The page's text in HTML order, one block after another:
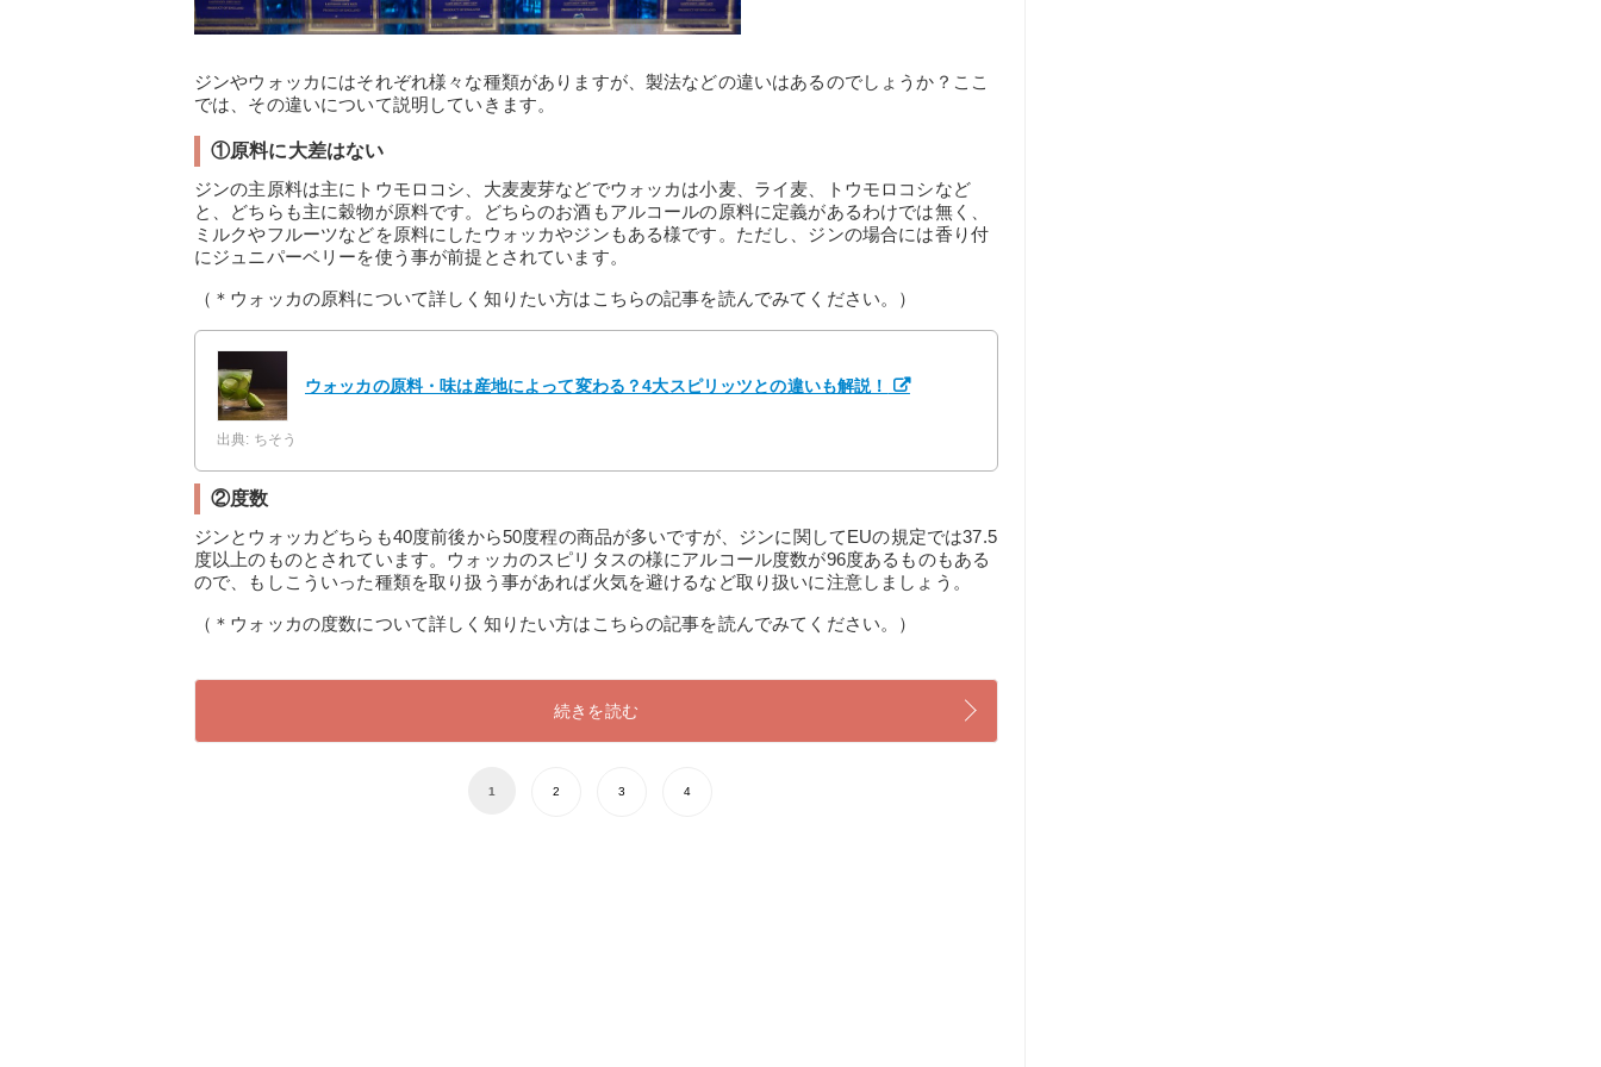
ジンやウォッカにはそれぞれ様々な種類がありますが、製法などの違いはあるのでしょうか？ここ
では、その違いについて説明していきます。
①原料に大差はない
ジンの主原料は主にトウモロコシ、大麦麦芽などでウォッカは小麦、ライ麦、トウモロコシなど
と、どちらも主に穀物が原料です。どちらのお酒もアルコールの原料に定義があるわけでは無く、
ミルクやフルーツなどを原料にしたウォッカやジンもある様です。ただし、ジンの場合には香り付
にジュニパーベリーを使う事が前提とされています。
（＊ウォッカの原料について詳しく知りたい方はこちらの記事を読んでみてください。）
ウォッカの原料・味は産地によって変わる？4大スピリッツとの違いも解説！
出典: ちそう
②度数
ジンとウォッカどちらも40度前後から50度程の商品が多いですが、ジンに関してEUの規定では37.5
度以上のものとされています。ウォッカのスピリタスの様にアルコール度数が96度あるものもある
ので、もしこういった種類を取り扱う事があれば火気を避けるなど取り扱いに注意しましょう。
（＊ウォッカの度数について詳しく知りたい方はこちらの記事を読んでみてください。）
続きを読む
1 2 3 4